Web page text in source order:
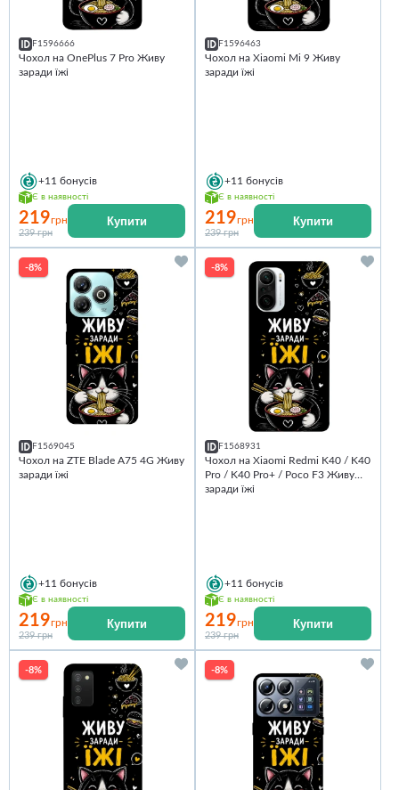
F1596666
Чохол на OnePlus 7 Pro Живу
заради їжі
+11 бонусів
Є в наявності
219грн
239 грн
Купити
F1596463
Чохол на Xiaomi Mi 9 Живу
заради їжі
+11 бонусів
Є в наявності
219грн
239 грн
Купити
-8%
F1569045
Чохол на ZTE Blade A75 4G Живу
заради їжі
+11 бонусів
Є в наявності
219грн
239 грн
Купити
-8%
F1568931
Чохол на Xiaomi Redmi K40 / K40
Pro / K40 Pro+ / Poco F3 Живу
заради їжі
+11 бонусів
Є в наявності
219грн
239 грн
Купити
-8% -8%